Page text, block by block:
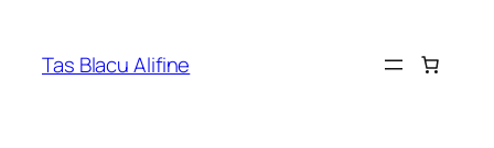
content
Tas Blacu Alifine